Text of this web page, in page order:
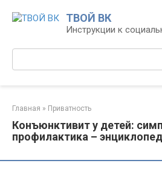
ТВОЙ ВК
Инструкции к
Главная » Приватность
Конъюнктивит у детей:
профилактика –